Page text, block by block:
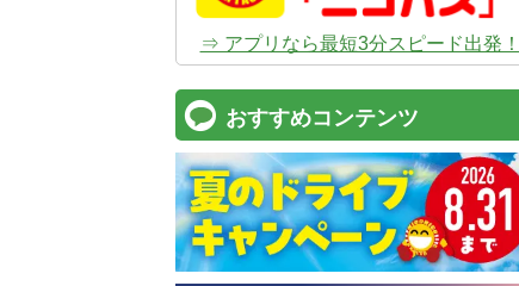
⇒ アプリなら最短3分スピード出発！
おすすめコンテンツ